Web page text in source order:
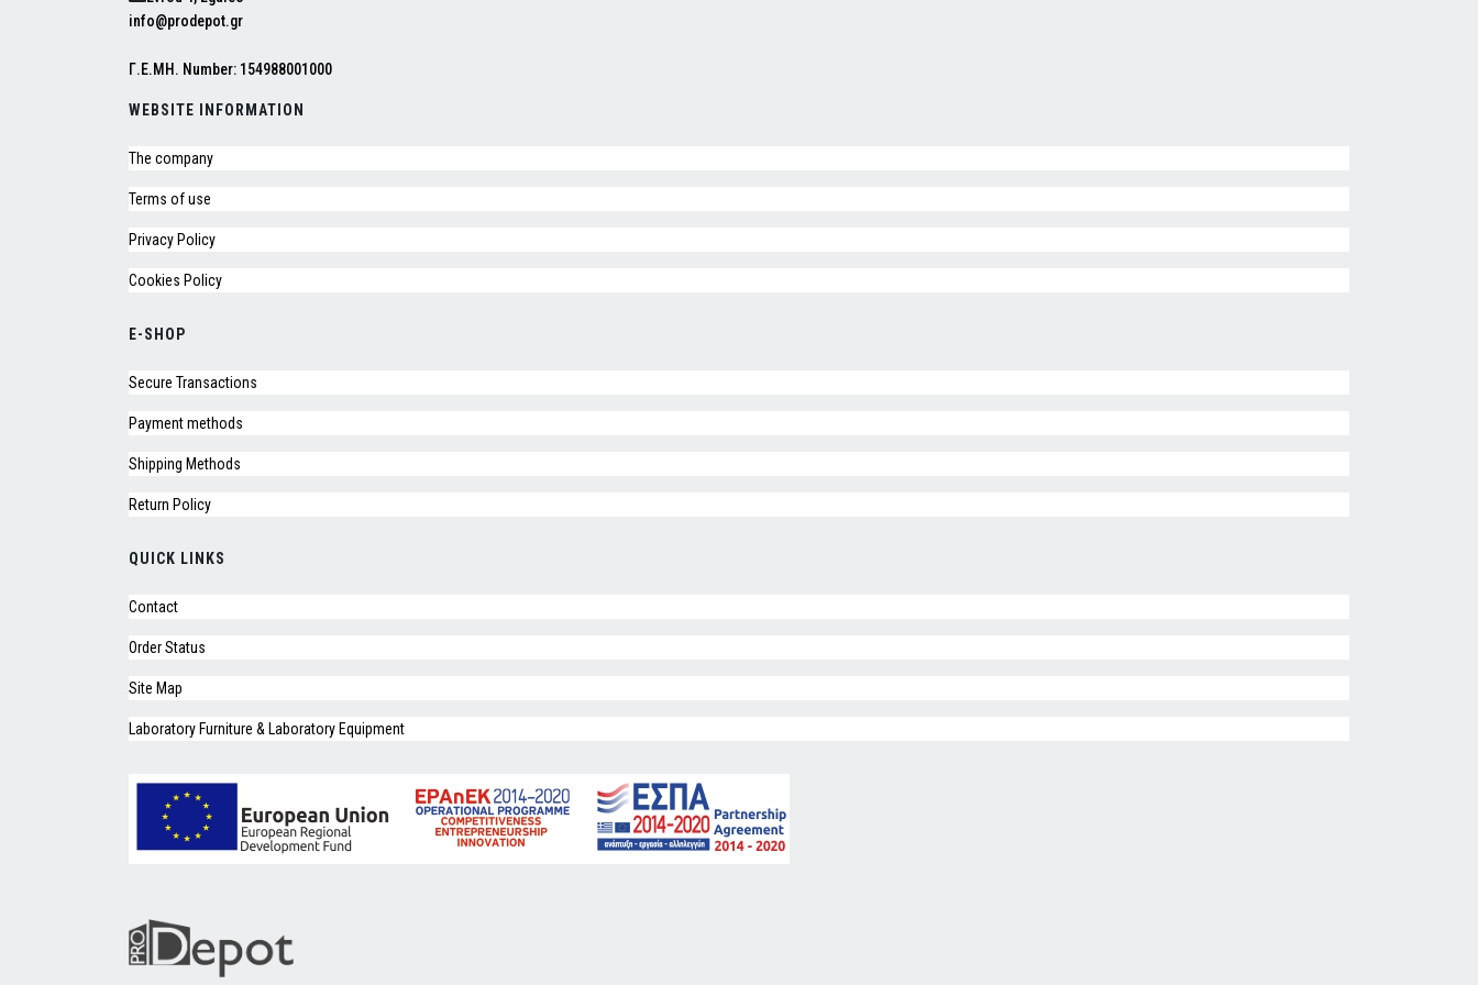
info@prodepot.gr
Γ.Ε.ΜΗ. Number: 154988001000
WEBSITE INFORMATION
The company
Terms of use
Privacy Policy
Cookies Policy
E-SHOP
Secure Transactions
Payment methods
Shipping Methods
Return Policy
QUICK LINKS
Contact
Order Status
Site Map
Laboratory Furniture & Laboratory Equipment